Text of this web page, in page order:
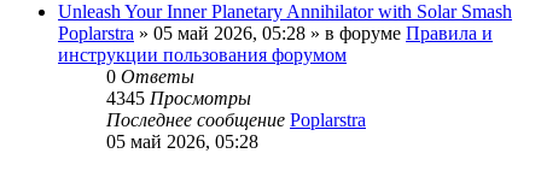
Unleash Your Inner Planetary Annihilator with Solar Smash
Poplarstra » 05 май 2026, 05:28 » в форуме Правила и
инструкции пользования форумом
0 Ответы
4345 Просмотры
Последнее сообщение Poplarstra
05 май 2026, 05:28